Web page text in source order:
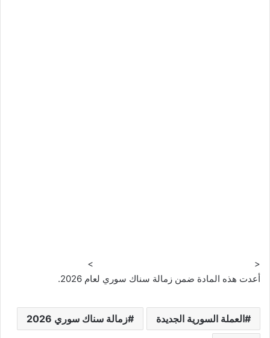
<
>
أعدت هذه المادة ضمن زمالة سناك سوري لعام 2026.
العملة السورية الجديدة زمالة سناك سوري 2026